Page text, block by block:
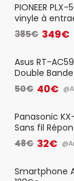
QWERTY UK -
PIONEER
vinyle à
vitesses
pre-ampli
385€ 349€
Asus RT-
Double
Client VPN,
d'accès et
50€ 40€
Panasonic
Sans fil
Française]
48€ 32€
Smartphone